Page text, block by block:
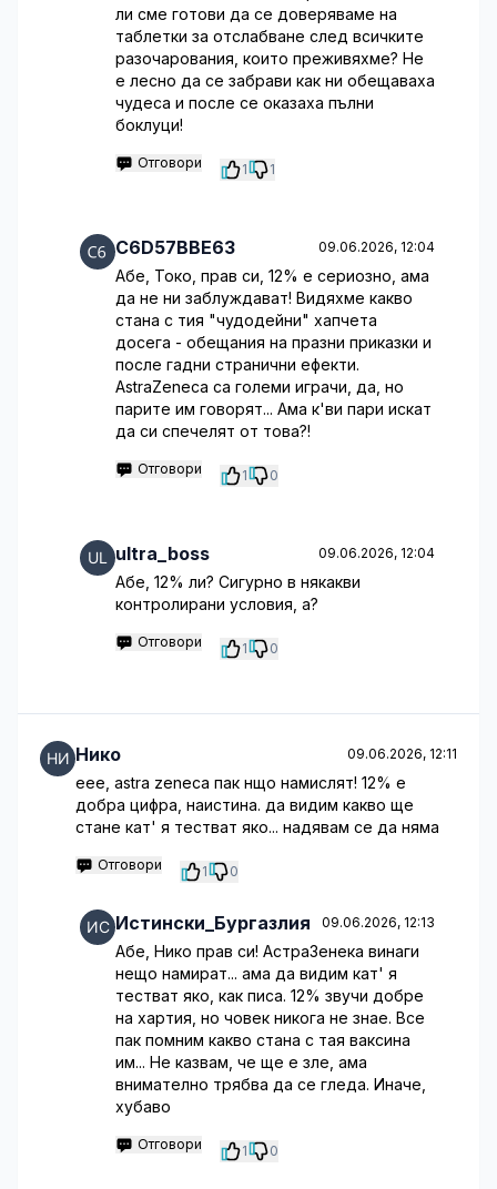
ли сме готови да се доверяваме на
таблетки за отслабване след всичките
разочарования, които преживяхме? Не
е лесно да се забрави как ни обещаваха
чудеса и после се оказаха пълни
боклуци!
Отговори 1 1
C6D57BBE63 09.06.2026, 12:04
Абе, Токо, прав си, 12% е сериозно, ама
да не ни заблуждават! Видяхме какво
стана с тия "чудодейни" хапчета
досега - обещания на празни приказки и
после гадни странични ефекти.
AstraZeneca са големи играчи, да, но
парите им говорят... Ама к'ви пари искат
да си спечелят от това?!
Отговори 1 0
ultra_boss 09.06.2026, 12:04
Абе, 12% ли? Сигурно в някакви
контролирани условия, а?
Отговори 1 0
Нико 09.06.2026, 12:11
еее, astra zeneca пак нщо намислят! 12% е
добра цифра, наистина. да видим какво ще
стане кат' я тестват яко... надявам се да няма
Отговори 1 0
Истински_Бургазлия 09.06.2026, 12:13
Абе, Нико прав си! АстраЗенека винаги
нещо намират... ама да видим кат' я
тестват яко, как писа. 12% звучи добре
на хартия, но човек никога не знае. Все
пак помним какво стана с тая ваксина
им... Не казвам, че ще е зле, ама
внимателно трябва да се гледа. Иначе,
хубаво
Отговори 1 0